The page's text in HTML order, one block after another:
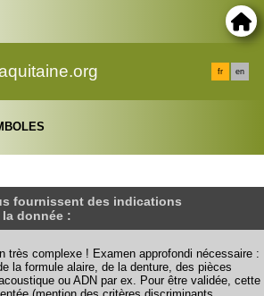
fr en
fournissent des indications
donnée :
très complexe ! Examen approfondi nécessaire :
la formule alaire, de la denture, des pièces
ou ADN par ex. Pour être validée, cette